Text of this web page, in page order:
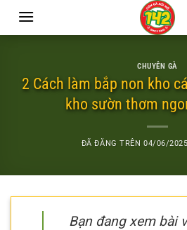
CHUYÊN GÀ
2 Cách làm bắp non kho
kho sườn thơm
ĐÃ ĐĂNG TRÊN04/06/2025
Bạn đang xem bài